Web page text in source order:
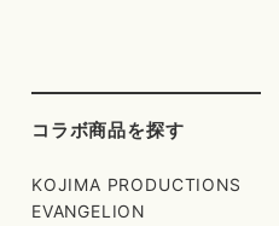
コラボ商品を探す
KOJIMA PRODUCTIONS
EVANGELION